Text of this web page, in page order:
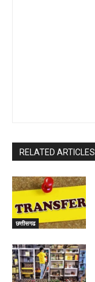
RELATED ARTICLES
छत्तीसगढ